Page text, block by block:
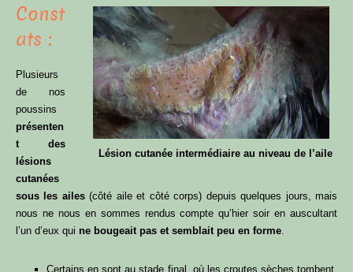
Lésion cutanée intermédiaire au niveau de l’aile
Const
ats :
Plusieurs
de nos
poussins
présenten
t des
lésions
cutanées
sous les ailes(côté aile et côté corps) depuis quelques jours, mais
nous ne nous en sommes rendus compte qu’hier soir en auscultant
l’un d’eux qui ne bougeait pas et semblait peu en forme
Certains en sont au stade final, où les croutes sèches tombent,